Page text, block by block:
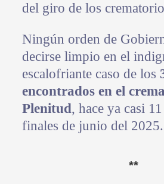
del giro de los
Ningún orden de
decirse limpio en el
escalofriante caso de los
encontrados en el
Plenitud, hace ya casi
finales de junio del 2025.
**